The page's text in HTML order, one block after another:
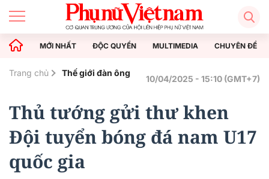
MỚI NHẤT ĐỘC QUYỀN MULTIMEDIA CHUYÊN ĐỀ
Trang chủ Thế giới đàn ông
10/04/2025 - 15:10 (GMT+7)
Thủ tướng gửi thư khen
Đội tuyển bóng đá nam U17
quốc gia